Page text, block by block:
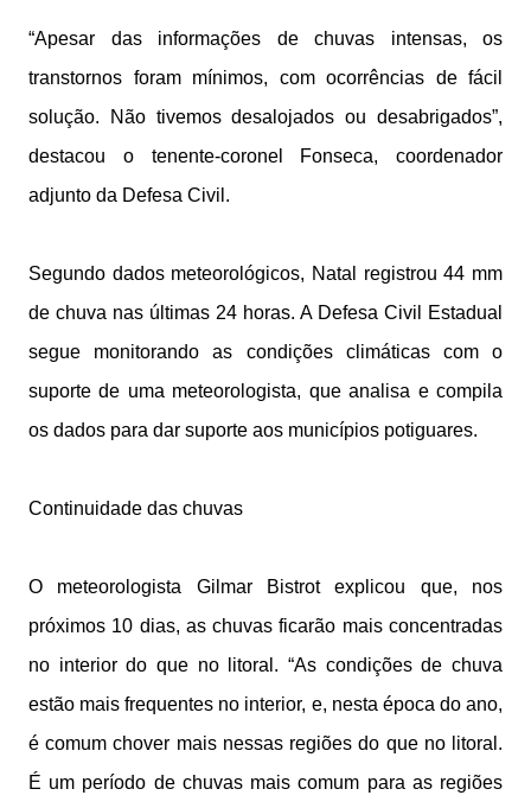
“Apesar das informações de chuvas intensas, os
transtornos foram mínimos, com ocorrências de fácil
solução. Não tivemos desalojados ou desabrigados”,
destacou o tenente-coronel Fonseca, coordenador
adjunto da Defesa Civil.
Segundo dados meteorológicos, Natal registrou 44 mm
de chuva nas últimas 24 horas. A Defesa Civil Estadual
segue monitorando as condições climáticas com o
suporte de uma meteorologista, que analisa e compila
os dados para dar suporte aos municípios potiguares.
Continuidade das chuvas
O meteorologista Gilmar Bistrot explicou que, nos
próximos 10 dias, as chuvas ficarão mais concentradas
no interior do que no litoral. “As condições de chuva
estão mais frequentes no interior, e, nesta época do ano,
é comum chover mais nessas regiões do que no litoral.
É um período de chuvas mais comum para as regiões